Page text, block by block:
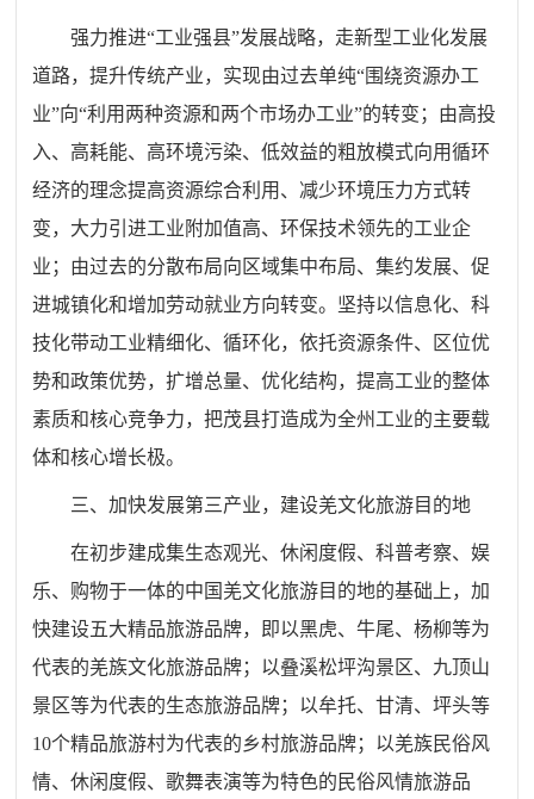
强力推进“工业强县”发展战略，走新型工业化发展
道路，提升传统产业，实现由过去单纯“围绕资源办工
业”向“利用两种资源和两个市场办工业”的转变；由高投
入、高耗能、高环境污染、低效益的粗放模式向用循环
经济的理念提高资源综合利用、减少环境压力方式转
变，大力引进工业附加值高、环保技术领先的工业企
业；由过去的分散布局向区域集中布局、集约发展、促
进城镇化和增加劳动就业方向转变。坚持以信息化、科
技化带动工业精细化、循环化，依托资源条件、区位优
势和政策优势，扩增总量、优化结构，提高工业的整体
素质和核心竞争力，把茂县打造成为全州工业的主要载
体和核心增长极。
三、加快发展第三产业，建设羌文化旅游目的地
在初步建成集生态观光、休闲度假、科普考察、娱
乐、购物于一体的中国羌文化旅游目的地的基础上，加
快建设五大精品旅游品牌，即以黑虎、牛尾、杨柳等为
代表的羌族文化旅游品牌；以叠溪松坪沟景区、九顶山
景区等为代表的生态旅游品牌；以牟托、甘清、坪头等
10个精品旅游村为代表的乡村旅游品牌；以羌族民俗风
情、休闲度假、歌舞表演等为特色的民俗风情旅游品